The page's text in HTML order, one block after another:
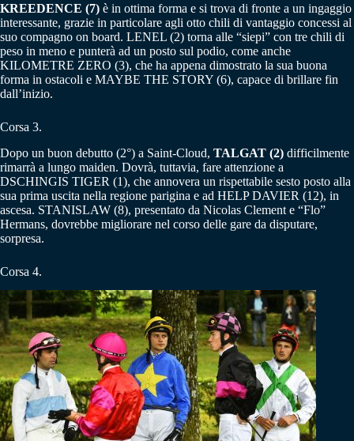
KREEDENCE (7) è in ottima forma e si trova di fronte a un ingaggio
interessante, grazie in particolare agli otto chili di vantaggio concessi al
suo compagno on board. LENEL (2) torna alle “siepi” con tre chili di
peso in meno e punterà ad un posto sul podio, come anche
KILOMETRE ZERO (3), che ha appena dimostrato la sua buona
forma in ostacoli e MAYBE THE STORY (6), capace di brillare fin
dall’inizio.
Corsa 3.
Dopo un buon debutto (2°) a Saint-Cloud, TALGAT (2) difficilmente
rimarrà a lungo maiden. Dovrà, tuttavia, fare attenzione a
DSCHINGIS TIGER (1), che annovera un rispettabile sesto posto alla
sua prima uscita nella regione parigina e ad HELP DAVIER (12), in
ascesa. STANISLAW (8), presentato da Nicolas Clement e “Flo”
Hermans, dovrebbe migliorare nel corso delle gare da disputare,
sorpresa.
Corsa 4.